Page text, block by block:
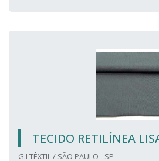
TECIDO RETILÍNEA
G.I TÊXTIL / SÃO PAULO - SP